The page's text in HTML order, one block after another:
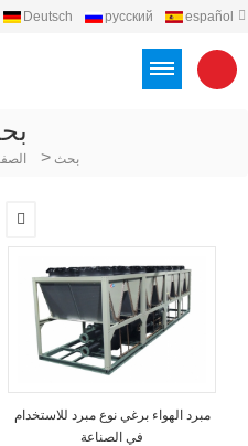
Deutsch русский
español
> بحث
مبرد الهواء برغي نوع مبرد للاستخدام
في الصناعة